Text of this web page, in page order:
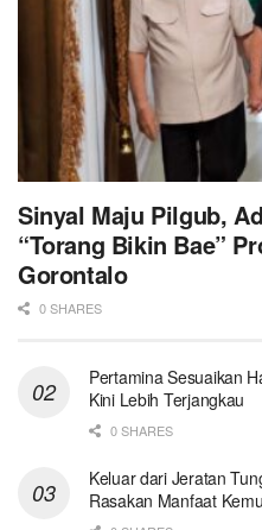
Sinyal Maju Pilgub,
“Torang Bikin Bae”
Gorontalo
0 SHARES
Pertamina Sesuaikan
Kini Lebih Terjangkau
0 SHARES
Keluar dari Jeratan
Rasakan Manfaat